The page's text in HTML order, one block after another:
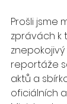
Prošli jsme
zprávách k
reportáže
aktů a
oficiálních